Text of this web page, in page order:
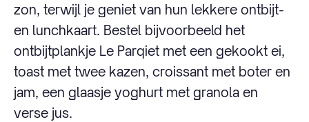
zon, terwijl je geniet van hun lekkere ontbijt-
en lunchkaart. Bestel bijvoorbeeld het
ontbijtplankje Le Parqiet met een gekookt ei,
toast met twee kazen, croissant met boter en
jam, een glaasje yoghurt met granola en
verse jus.